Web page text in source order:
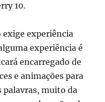
10.
exige experiência
experiência é
encarregado de
e animações para
palavras, muito da